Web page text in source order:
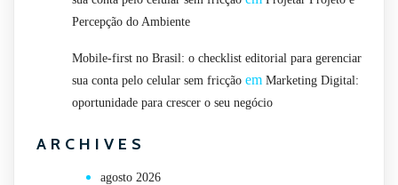
Percepção do Ambiente
Mobile-first no Brasil: o checklist editorial para gerenciar
sua conta pelo celular sem fricção em Marketing Digital:
oportunidade para crescer o seu negócio
ARCHIVES
agosto 2026